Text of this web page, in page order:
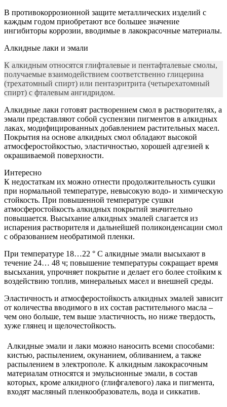
В противокоррозионной защите металлических изделий с
каждым годом приобретают все большее значение
ингибиторы коррозии, вводимые в лакокрасочные материалы.
Алкидные лаки и эмали
К алкидным относятся глифталевые и пентафталевые смолы,
получаемые взаимодействием соответственно глицерина
(трехатомный спирт) или пентаэритрита (четырехатомный
спирт) с фталевым ангидридом.
Алкидные лаки готовят растворением смол в растворителях, а
эмали представляют собой суспензии пигментов в алкидных
лаках, модифицированных добавлением растительных масел.
Покрытия на основе алкидных смол обладают высокой
атмосферостойкостью, эластичностью, хорошей адгезией к
окрашиваемой поверхности.
Интересно
К недостаткам их можно отнести продолжительность сушки
при нормальной температуре, невысокую водо- и химическую
стойкость. При повышенной температуре сушки
атмосферостойкость алкидных покрытий значительно
повышается. Высыхание алкидных эмалей слагается из
испарения растворителя и дальнейшей поликонденсации смол
с образованием необратимой пленки.
При температуре 18…22 ° С алкидные эмали высыхают в
течение 24… 48 ч; повышение температуры сокращает время
высыхания, упрочняет покрытие и делает его более стойким к
воздействию топлив, минеральных масел и внешней среды.
Эластичность и атмосферостойкость алкидных эмалей зависит
от количества вводимого в их состав растительного масла –
чем оно больше, тем выше эластичность, но ниже твердость,
хуже глянец и щелочестойкость.
Алкидные эмали и лаки можно наносить всеми способами:
кистью, распылением, окунанием, обливанием, а также
распылением в электрополе. К алкидным лакокрасочным
материалам относятся и эмульсионные эмали, в состав
которых, кроме алкидного (глифгалевого) лака и пигмента,
входят масляный пленкообразователь, вода и сиккатив.